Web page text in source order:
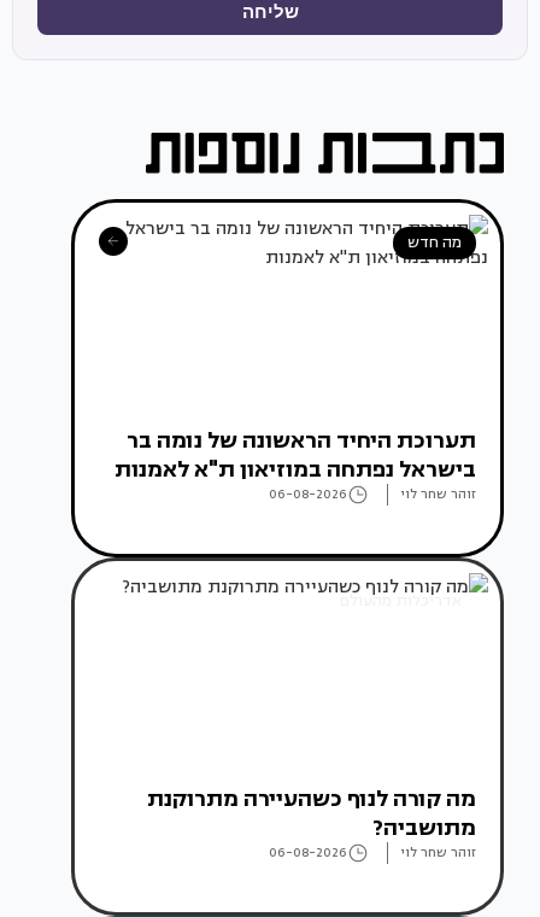
שליחה
מה חדש
תערוכת היחיד הראשונה של נומה בר
בישראל נפתחה במוזיאון ת"א לאמנות
זוהר שחר לוי 06-08-2026
אדריכלות מהעולם
מה קורה לנוף כשהעיירה מתרוקנת
מתושביה?
זוהר שחר לוי 06-08-2026